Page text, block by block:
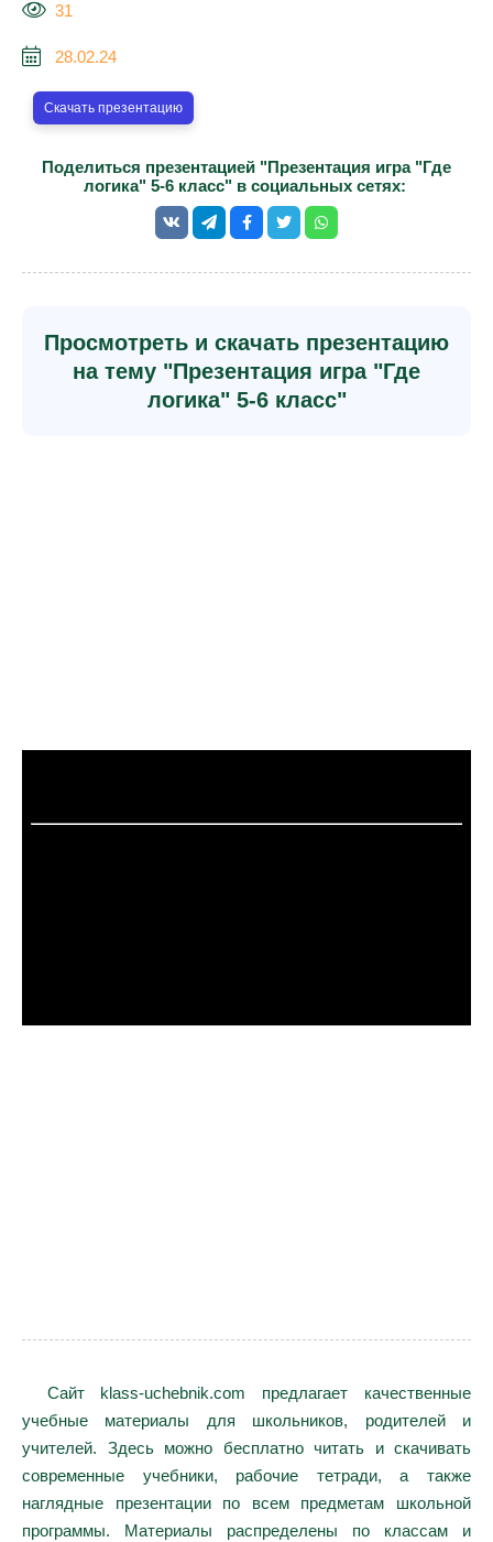
31
28.02.24
Скачать презентацию
Поделиться презентацией "Презентация игра "Где
логика" 5-6 класс" в социальных сетях:
Просмотреть и скачать презентацию
на тему "Презентация игра "Где
логика" 5-6 класс"
Сайт klass-uchebnik.com предлагает качественные
учебные материалы для школьников, родителей и
учителей. Здесь можно бесплатно читать и скачивать
современные учебники, рабочие тетради, а также
наглядные презентации по всем предметам школьной
программы. Материалы распределены по классам и